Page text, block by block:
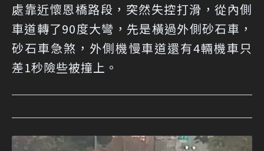
處靠近懷恩橋路段，突然失控打滑，從內側
車道轉了90度大彎，先是橫過外側砂石車，
砂石車急煞，外側機慢車道還有4輛機車只
差1秒險些被撞上。